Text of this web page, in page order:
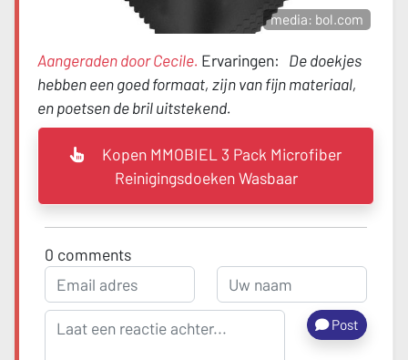
media: bol.com
Aangeraden door Cecile. Ervaringen: De doekjes
hebben een goed formaat, zijn van fijn materiaal,
en poetsen de bril uitstekend.
Kopen MMOBIEL 3 Pack Microfiber
Reinigingsdoeken Wasbaar
0 comments
Post